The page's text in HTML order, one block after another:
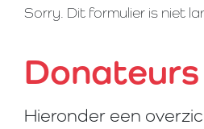
Sorry. Dit formulier is niet
Donateurs
Hieronder een